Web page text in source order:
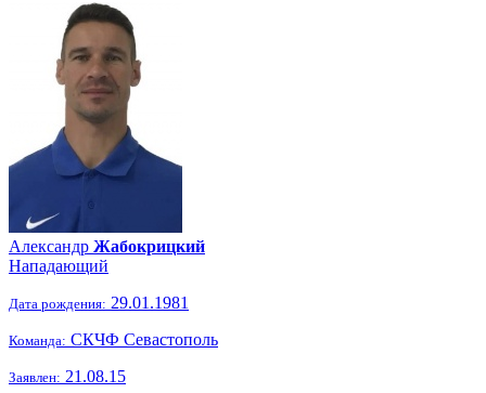
Александр Жабокрицкий
Нападающий
Дата рождения: 29.01.1981
Команда: СКЧФ Севастополь
Заявлен: 21.08.15